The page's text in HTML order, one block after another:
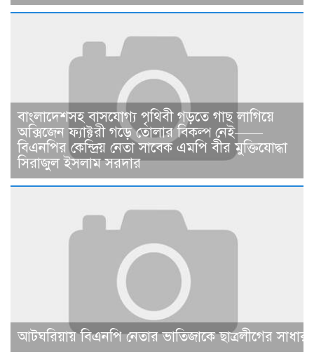
বাংলাদেশসহ বাসযোগ্য পৃথিবী গড়তে গাছ লাগিয়ে
অক্সিজেন ফ্যাক্টরী গড়ে তোলার বিকল্প নেই——
বিএনপির কেন্দ্রিয় নেতা সাবেক এমপি বীর মুক্তিযোদ্ধা
সিরাজুল ইসলাম সরদার
আটঘরিয়ায় বিএনপি নেতার ভাতিজাকে ছাত্রলীগের